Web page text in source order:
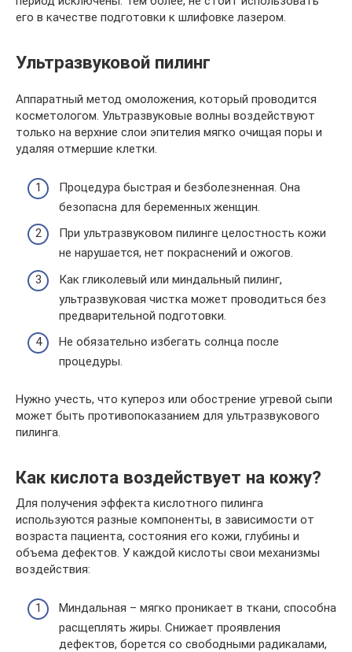
его в качестве подготовки к шлифовке лазером.
Ультразвуковой пилинг
Аппаратный метод омоложения, который проводится
косметологом. Ультразвуковые волны воздействуют
только на верхние слои эпителия мягко очищая поры и
удаляя отмершие клетки.
Процедура быстрая и безболезненная. Она
безопасна для беременных женщин.
При ультразвуковом пилинге целостность кожи
не нарушается, нет покраснений и ожогов.
Как гликолевый или миндальный пилинг,
ультразвуковая чистка может проводиться без
предварительной подготовки.
Не обязательно избегать солнца после
процедуры.
Нужно учесть, что купероз или обострение угревой сыпи
может быть противопоказанием для ультразвукового
пилинга.
Как кислота воздействует на кожу?
Для получения эффекта кислотного пилинга
используются разные компоненты, в зависимости от
возраста пациента, состояния его кожи, глубины и
объема дефектов. У каждой кислоты свои механизмы
воздействия:
Миндальная – мягко проникает в ткани, способна
расщеплять жиры. Снижает проявления
дефектов, борется со свободными радикалами,